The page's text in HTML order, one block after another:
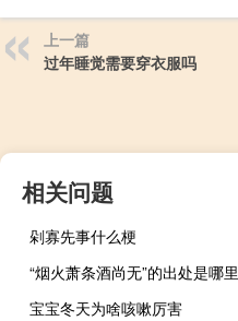
上一篇
过年睡觉需要穿衣服吗
相关问题
剁寡先事什么梗
“烟火萧条酒尚无”的出处是哪里
宝宝冬天为啥咳嗽厉害